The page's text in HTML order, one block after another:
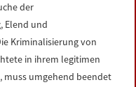
der
Elend und
Kriminalisierung von
in ihrem legitimen
muss umgehend beendet